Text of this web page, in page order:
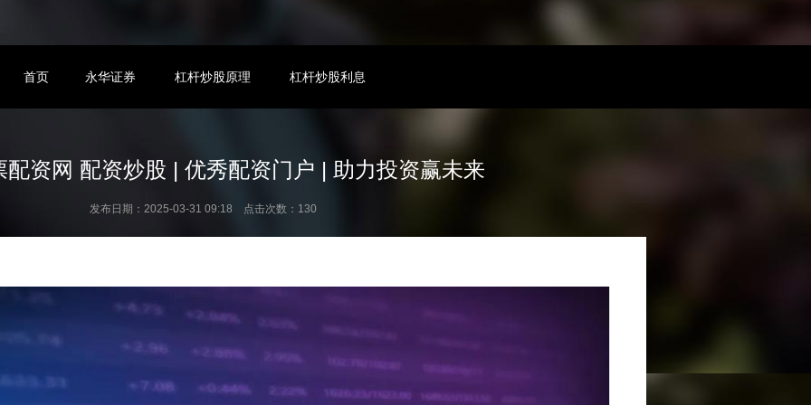
首页 永华证券 杠杆炒股原理 杠杆炒股利息
配资网 配资炒股 | 优秀配资门户 | 助力投资赢未来
发布日期：2025-03-31 09:18 点击次数：130